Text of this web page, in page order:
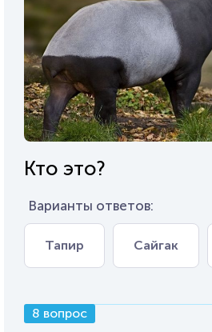
Кто это?
Варианты ответов:
Тапир Сайгак
8 вопрос